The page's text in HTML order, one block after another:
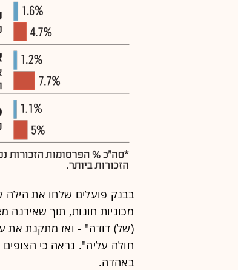
בבנק פועלים שלחו את הילה
מכוניות חונות, תוך שאירנה
(של) דודה" - ואז מתקנת את
חולה עליה". נראה כי
באהדה.